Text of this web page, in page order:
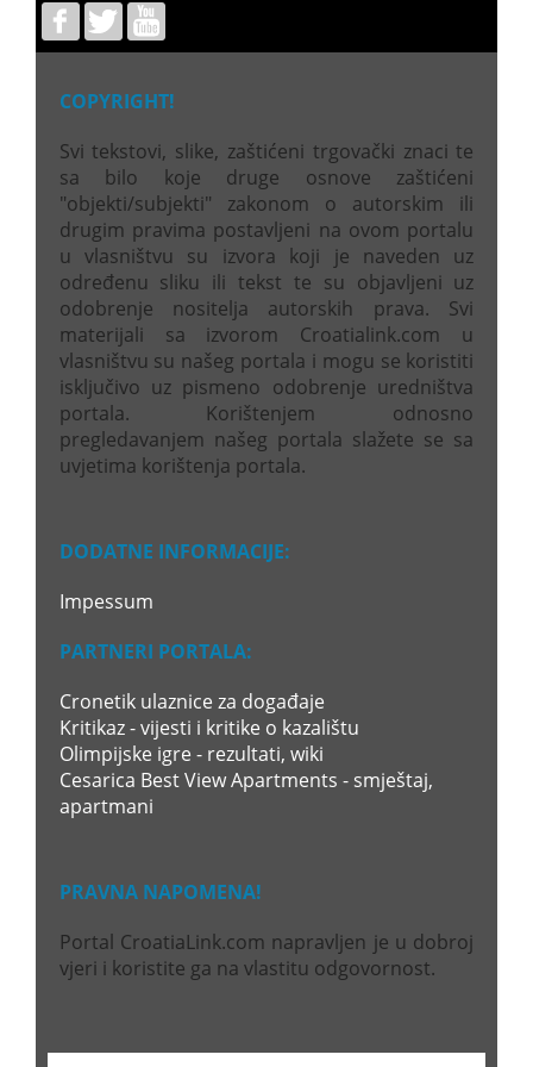
COPYRIGHT!
Svi tekstovi, slike, zaštićeni trgovački znaci te
sa bilo koje druge osnove zaštićeni
"objekti/subjekti" zakonom o autorskim ili
drugim pravima postavljeni na ovom portalu
u vlasništvu su izvora koji je naveden uz
određenu sliku ili tekst te su objavljeni uz
odobrenje nositelja autorskih prava. Svi
materijali sa izvorom Croatialink.com u
vlasništvu su našeg portala i mogu se koristiti
isključivo uz pismeno odobrenje uredništva
portala. Korištenjem odnosno
pregledavanjem našeg portala slažete se sa
uvjetima korištenja portala.
DODATNE INFORMACIJE:
Impessum
PARTNERI PORTALA:
Cronetik ulaznice za događaje
Kritikaz - vijesti i kritike o kazalištu
Olimpijske igre - rezultati, wiki
Cesarica Best View Apartments - smještaj,
apartmani
PRAVNA NAPOMENA!
Portal CroatiaLink.com napravljen je u dobroj
vjeri i koristite ga na vlastitu odgovornost.